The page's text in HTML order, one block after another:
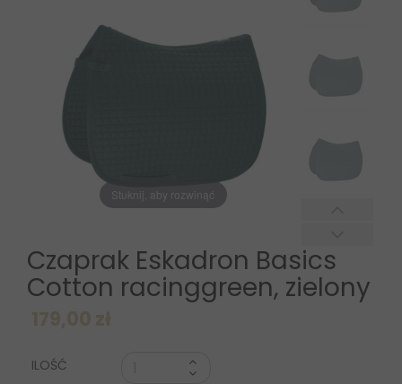
Stuknij, aby rozwinąć
Czaprak Eskadron Basics
Cotton racinggreen, zielony
ILOŚĆ